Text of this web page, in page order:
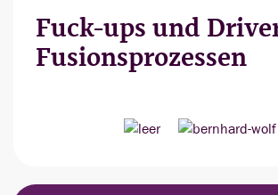
Fuck-ups und
Fusionsprozessen